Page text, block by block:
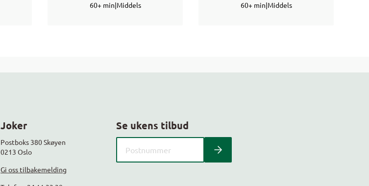
60+ min|Middels 60+ min|Middels
Joker
Postboks 380 Skøyen
0213 Oslo
Gi oss tilbakemelding
Se ukens tilbud